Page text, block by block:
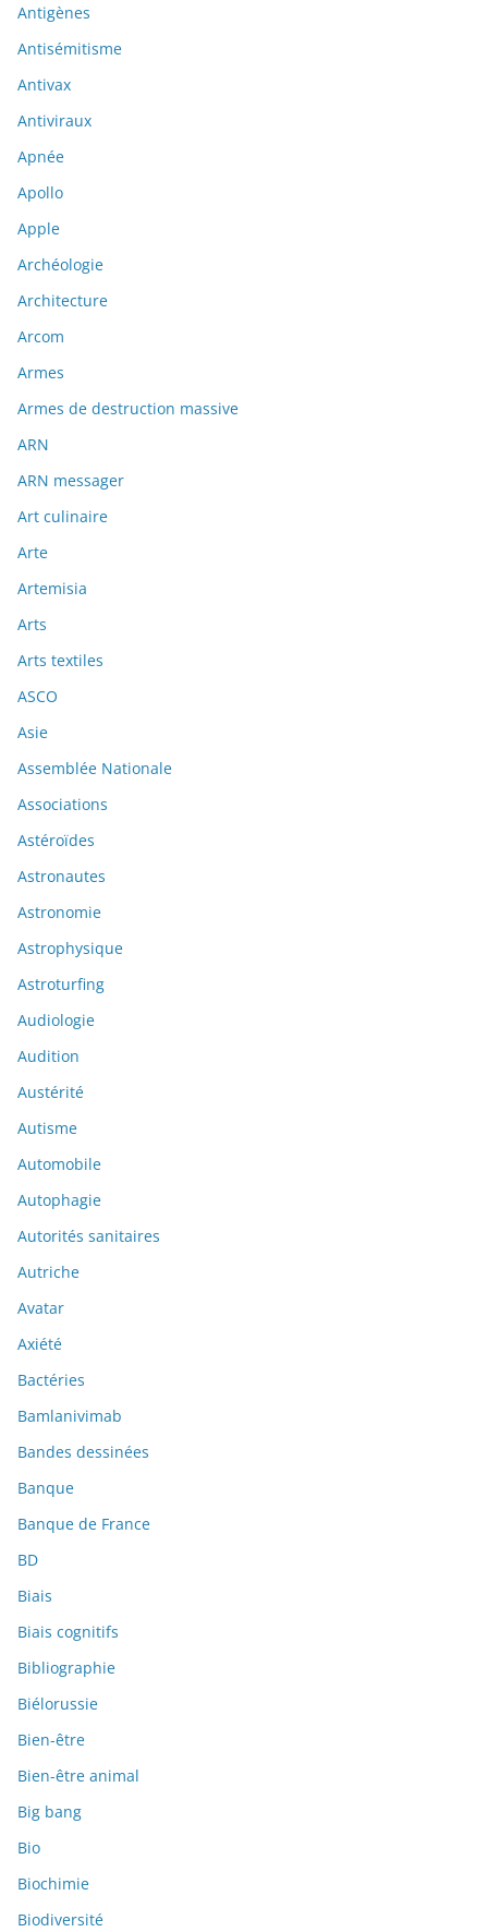
Antigènes
Antisémitisme
Antivax
Antiviraux
Apnée
Apollo
Apple
Archéologie
Architecture
Arcom
Armes
Armes de destruction massive
ARN
ARN messager
Art culinaire
Arte
Artemisia
Arts
Arts textiles
ASCO
Asie
Assemblée Nationale
Associations
Astéroïdes
Astronautes
Astronomie
Astrophysique
Astroturfing
Audiologie
Audition
Austérité
Autisme
Automobile
Autophagie
Autorités sanitaires
Autriche
Avatar
Axiété
Bactéries
Bamlanivimab
Bandes dessinées
Banque
Banque de France
BD
Biais
Biais cognitifs
Bibliographie
Biélorussie
Bien-être
Bien-être animal
Big bang
Bio
Biochimie
Biodiversité